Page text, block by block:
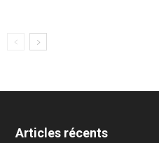
Articles récents